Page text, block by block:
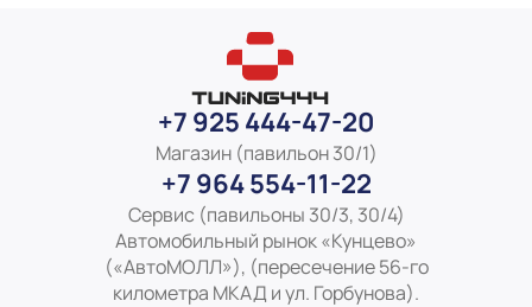
+7 925 444-47-20
Магазин (павильон 30/1)
+7 964 554-11-22
Сервис (павильоны 30/3, 30/4)
Автомобильный рынок «Кунцево»
(«АвтоМОЛЛ»), (пересечение 56-го
километра МКАД и ул. Горбунова).